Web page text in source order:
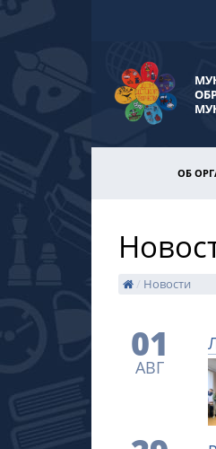
ОБ
/ Новости
01
АВГ